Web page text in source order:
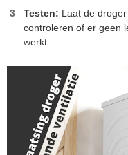
Testen: Laat de
controleren of er geen
werkt​​.